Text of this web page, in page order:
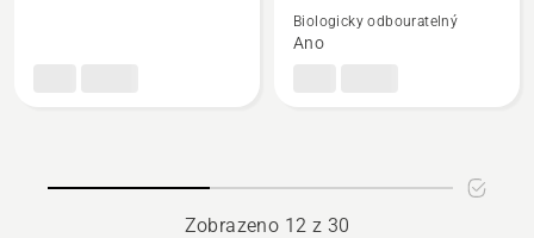
Olej
mazání
řetězu
Biologicky odbouratelný
Ano
Zobrazeno 12 z 30